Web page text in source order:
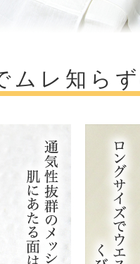
ムレ知ら